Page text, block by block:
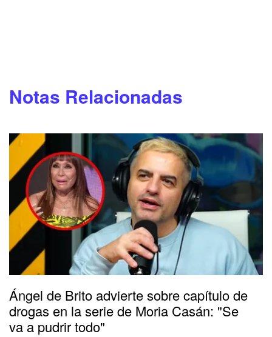
Notas Relacionadas
Ángel de Brito advierte sobre capítulo de
drogas en la serie de Moria Casán: "Se
va a pudrir todo"